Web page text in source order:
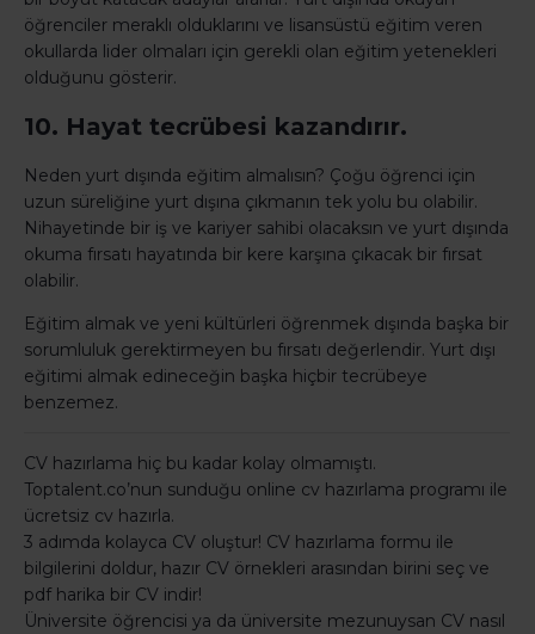
öğrenciler meraklı olduklarını ve lisansüstü eğitim veren
okullarda lider olmaları için gerekli olan eğitim yetenekleri
olduğunu gösterir.
10. Hayat tecrübesi kazandırır.
Neden yurt dışında eğitim almalısın? Çoğu öğrenci için
uzun süreliğine yurt dışına çıkmanın tek yolu bu olabilir.
Nihayetinde bir iş ve kariyer sahibi olacaksın ve yurt dışında
okuma fırsatı hayatında bir kere karşına çıkacak bir fırsat
olabilir.
Eğitim almak ve yeni kültürleri öğrenmek dışında başka bir
sorumluluk gerektirmeyen bu fırsatı değerlendir. Yurt dışı
eğitimi almak edineceğin başka hiçbir tecrübeye
benzemez.
CV hazırlama hiç bu kadar kolay olmamıştı.
Toptalent.co’nun sunduğu online cv hazırlama programı ile
ücretsiz cv hazırla.
3 adımda kolayca CV oluştur! CV hazırlama formu ile
bilgilerini doldur, hazır CV örnekleri arasından birini seç ve
pdf harika bir CV indir!
Üniversite öğrencisi ya da üniversite mezunuysan CV nasıl